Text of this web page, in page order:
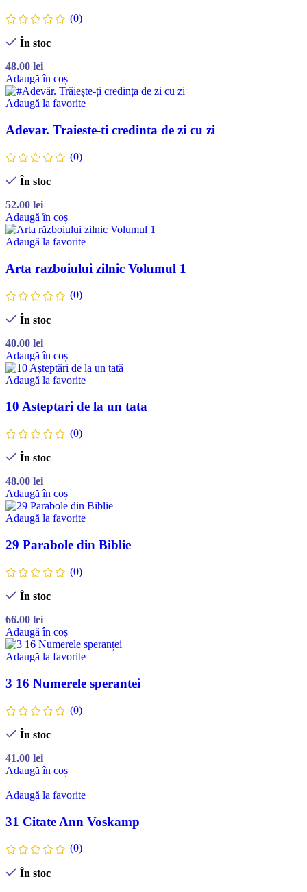
(0)
În stoc
48.00 lei
Adaugă în coș
Adaugă la favorite
Adevar. Traieste-ti credinta de zi cu zi
(0)
În stoc
52.00 lei
Adaugă în coș
Adaugă la favorite
Arta razboiului zilnic Volumul 1
(0)
În stoc
40.00 lei
Adaugă în coș
Adaugă la favorite
10 Asteptari de la un tata
(0)
În stoc
48.00 lei
Adaugă în coș
Adaugă la favorite
29 Parabole din Biblie
(0)
În stoc
66.00 lei
Adaugă în coș
Adaugă la favorite
3 16 Numerele sperantei
(0)
În stoc
41.00 lei
Adaugă în coș
Adaugă la favorite
31 Citate Ann Voskamp
(0)
În stoc